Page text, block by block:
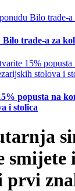
trade-a za
popusta na
i stolica
prvi